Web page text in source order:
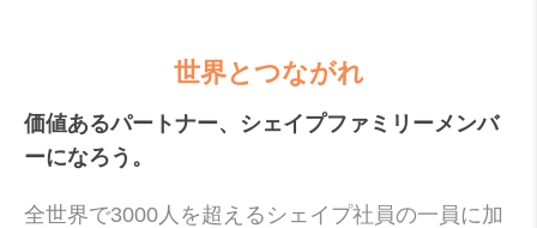
世界とつながれ
価値あるパートナー、シェイプファミリーメンバ
ーになろう。
全世界で3000人を超えるシェイプ社員の一員に加